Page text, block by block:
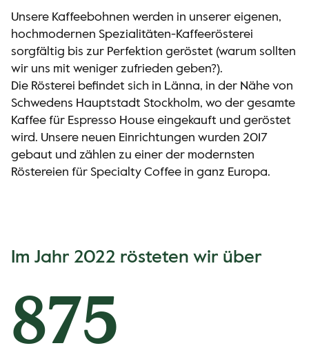
Unsere Kaffeebohnen werden in unserer eigenen,
hochmodernen Spezialitäten-Kaffeerösterei
sorgfältig bis zur Perfektion geröstet (warum sollten
wir uns mit weniger zufrieden geben?).
Die Rösterei befindet sich in Länna, in der Nähe von
Schwedens Hauptstadt Stockholm, wo der gesamte
Kaffee für Espresso House eingekauft und geröstet
wird. Unsere neuen Einrichtungen wurden 2017
gebaut und zählen zu einer der modernsten
Röstereien für Specialty Coffee in ganz Europa.
Im Jahr 2022 rösteten wir über
878